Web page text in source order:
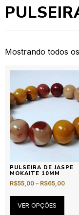
Mostrando todos
PULSEIRA DE JASPE
MOKAITE 10MM
R$55,00 – R$65,00
VER OPÇÕES